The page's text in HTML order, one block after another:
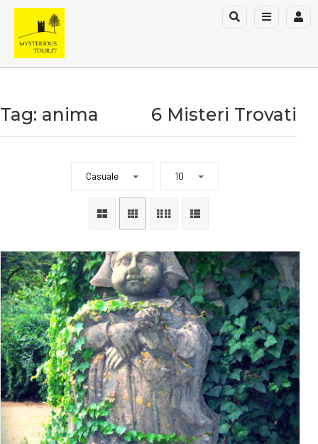
Tag: anima 6 Misteri Trovati
Casuale 10